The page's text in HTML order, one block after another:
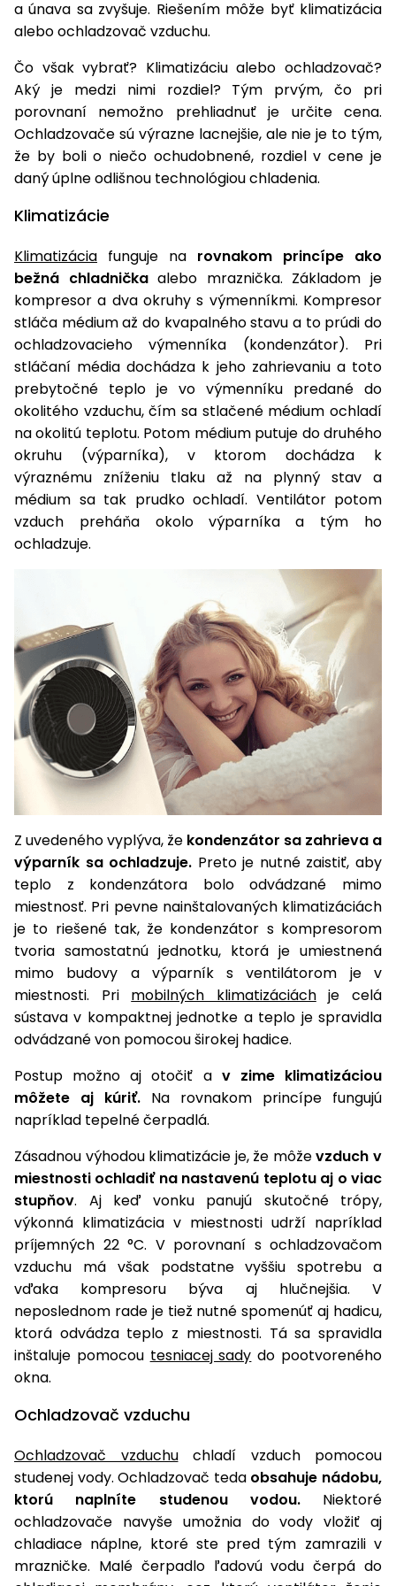
Náhradné
Vidly
Štiepačky
dreva
Drviče
vetiev
Špalíkovače
Fukáre a
na lístie
Záhradné
vozíky
Fúriky
Rozmetadlá
a posypové
vozíky
Čerpadlá
vodárne
Vysokotlakové
umývačky
Snežné
frézy
Odhŕňače
a lopaty
na sneh
Postrekovače
a rosiče
Príslušenstvo
Ochrana
rastlín
Záhradné
koše
Krhly
obrubníky
textílie
Odpudzovače
a pasce
Príslušenstvo
stoly
dosky
Transportéry
Rezačky
na
prístroje
Nabíjačky
autobatérií
Vykurovanie
Navijaky
Príslušenstvo
Bagre
Seniorské
vozíky
Prilby
Doplnky
a únava sa zvyšuje. Riešením môže byť klimatizácia
alebo ochladzovač vzduchu.
Čo však vybrať? Klimatizáciu alebo ochladzovač?
Aký je medzi nimi rozdiel? Tým prvým, čo pri
porovnaní nemožno prehliadnuť je určite cena.
Ochladzovače sú výrazne lacnejšie, ale nie je to tým,
že by boli o niečo ochudobnené, rozdiel v cene je
daný úplne odlišnou technológiou chladenia.
Klimatizácie
Klimatizácia funguje na rovnakom princípe ako
bežná chladničkaalebo mraznička. Základom je
kompresor a dva okruhy s výmenníkmi. Kompresor
stláča médium až do kvapalného stavu a to prúdi do
ochladzovacieho výmenníka (kondenzátor). Pri
stláčaní média dochádza k jeho zahrievaniu a toto
prebytočné teplo je vo výmenníku predané do
okolitého vzduchu, čím sa stlačené médium ochladí
na okolitú teplotu. Potom médium putuje do druhého
okruhu (výparníka), v ktorom dochádza k
výraznému zníženiu tlaku až na plynný stav a
médium sa tak prudko ochladí. Ventilátor potom
vzduch preháňa okolo výparníka a tým ho
ochladzuje.
Z uvedeného vyplýva, že kondenzátor sa zahrieva a
výparník sa ochladzuje. Preto je nutné zaistiť, aby
teplo z kondenzátora bolo odvádzané mimo
miestnosť. Pri pevne nainštalovaných klimatizáciách
je to riešené tak, že kondenzátor s kompresorom
tvoria samostatnú jednotku, ktorá je umiestnená
mimo budovy a výparník s ventilátorom je v
miestnosti. Pri mobilných klimatizáciáchje celá
sústava v kompaktnej jednotke a teplo je spravidla
odvádzané von pomocou širokej hadice.
Postup možno aj otočiť a v zime klimatizáciou
môžete aj kúriť. Na rovnakom princípe fungujú
napríklad tepelné čerpadlá.
Zásadnou výhodou klimatizácie je, že môževzduch v
miestnosti ochladiť na nastavenú teplotu aj o viac
stupňov. Aj keď vonku panujú skutočné trópy,
výkonná klimatizácia v miestnosti udrží napríklad
príjemných 22 °C. V porovnaní s ochladzovačom
vzduchu má však podstatne vyššiu spotrebu a
vďaka kompresoru býva aj hlučnejšia. V
neposlednom rade je tiež nutné spomenúť aj hadicu,
ktorá odvádza teplo z miestnosti. Tá sa spravidla
inštaluje pomocou tesniacej sady do pootvoreného
okna.
Ochladzovač vzduchu
Ochladzovač vzduchuchladí vzduch pomocou
studenej vody. Ochladzovač teda obsahuje nádobu,
ktorú naplníte studenou vodou.Niektoré
ochladzovače navyše umožnia do vody vložiť aj
chladiace náplne, ktoré ste pred tým zamrazili v
mrazničke. Malé čerpadlo ľadovú vodu čerpá do